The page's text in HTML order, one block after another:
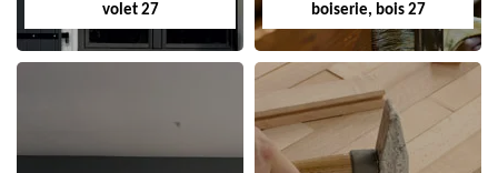
volet 27
boiserie, bois 27